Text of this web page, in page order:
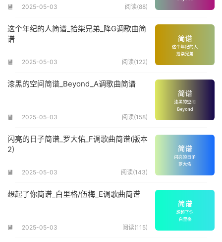
 2025-05-03 阅读(88)
这个年纪的人简谱_拾柒兄弟_降G调歌曲简
谱
 2025-05-03 阅读(122)
漆黑的空间简谱_Beyond_A调歌曲简谱
 2025-05-03 阅读(158)
闪亮的日子简谱_罗大佑_F调歌曲简谱(版本
2)
 2025-05-03 阅读(143)
想起了你简谱_白里格/伍梅_E调歌曲简谱
 2025-05-03 阅读(115)